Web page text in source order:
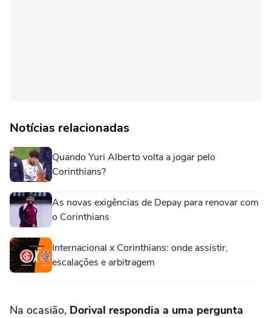
Notícias relacionadas
Quando Yuri Alberto volta a jogar pelo
Corinthians?
As novas exigências de Depay para renovar com
o Corinthians
Internacional x Corinthians: onde assistir,
escalações e arbitragem
Na ocasião, Dorival respondia a uma pergunta